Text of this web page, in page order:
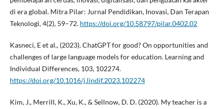
di era global. Mitra Pilar: Jurnal Pendidikan, Inovasi, Dan Terapan
Teknologi, 4(2), 59–72. https://doi.org/10.58797/pilar.0402.02
Kasneci, E et al., (2023). ChatGPT for good? On opportunities and
challenges of large language models for education. Learning and
Individual Differences, 103, 102274.
https://doi.org/10.1016/j.lindif.2023.102274
Kim, J., Merrill, K., Xu, K., & Sellnow, D. D. (2020). My teacher is a